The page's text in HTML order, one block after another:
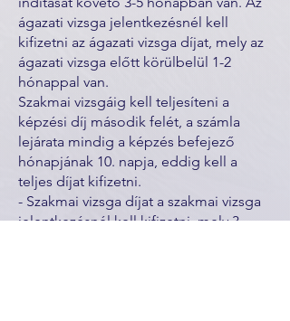
ágazati vizsga jelentkezésnél kell
kifizetni az ágazati vizsga díjat, mely az
ágazati vizsga előtt körülbelül 1-2
hónappal van.
Szakmai vizsgáig kell teljesíteni a
képzési díj második felét, a számla
lejárata mindig a képzés befejező
hónapjának 10. napja, eddig kell a
teljes díjat kifizetni.
- Szakmai vizsga díjat a szakmai vizsga
jelentkezésnél kell kifizetni, mely 3